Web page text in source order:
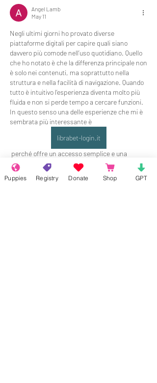
Angel Lamb
May 11
Negli ultimi giorni ho provato diverse
piattaforme digitali per capire quali siano
davvero più comode nell’uso quotidiano. Quello
che ho notato è che la differenza principale non
è solo nei contenuti, ma soprattutto nella
struttura e nella facilità di navigazione. Quando
tutto è intuitivo l’esperienza diventa molto più
fluida e non si perde tempo a cercare funzioni.
In questo senso una delle esperienze che mi è
sembrata più interessante è
librabet-login.it
disposizione chiara degli elementi.
Like Reply
Puppies Registry Donate Shop GPT